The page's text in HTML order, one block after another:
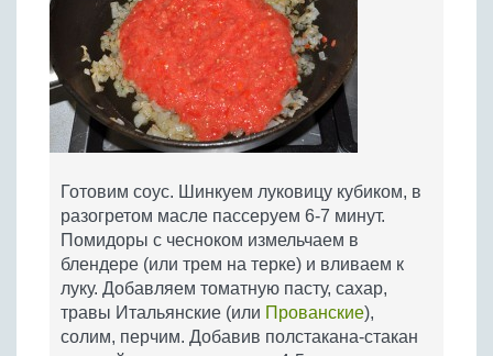
Готовим соус. Шинкуем луковицу кубиком, в
разогретом масле пассеруем 6-7 минут.
Помидоры с чесноком измельчаем в
блендере (или трем на терке) и вливаем к
луку. Добавляем томатную пасту, сахар,
травы Итальянские (или Прованские),
солим, перчим. Добавив полстакана-стакан